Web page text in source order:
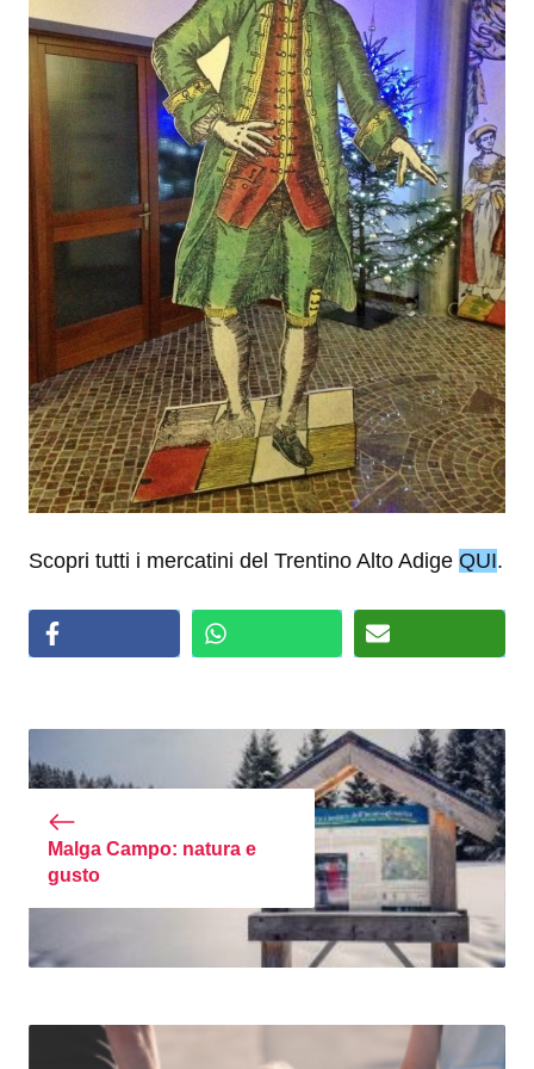
Scopri tutti i mercatini del Trentino Alto Adige QUI.
Malga Campo: natura e
gusto